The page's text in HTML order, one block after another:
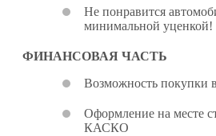
Не понравится
минимальной уценкой!
ФИНАНСОВАЯ ЧАСТЬ
Возможность покупки
Оформление на месте
КАСКО